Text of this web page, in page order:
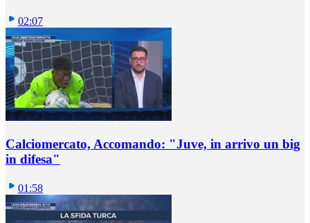
02:07
Calciomercato, Accomando: "Juve, in arrivo un big
in difesa"
01:58